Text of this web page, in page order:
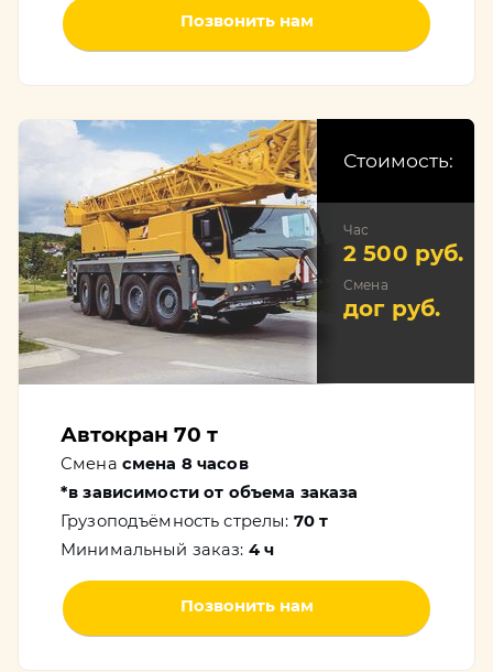
Позвонить нам
Стоимость:
Час
2 500 руб.
Смена
дог руб.
Автокран 70 т
Смена смена 8 часов
*в зависимости от объема заказа
Грузоподъёмность стрелы: 70 т
Минимальный заказ: 4 ч
Позвонить нам